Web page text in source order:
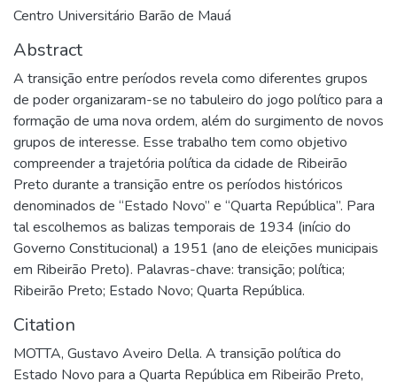
Centro Universitário Barão de Mauá
Abstract
A transição entre períodos revela como diferentes grupos
de poder organizaram-se no tabuleiro do jogo político para a
formação de uma nova ordem, além do surgimento de novos
grupos de interesse. Esse trabalho tem como objetivo
compreender a trajetória política da cidade de Ribeirão
Preto durante a transição entre os períodos históricos
denominados de “Estado Novo” e “Quarta República”. Para
tal escolhemos as balizas temporais de 1934 (início do
Governo Constitucional) a 1951 (ano de eleições municipais
em Ribeirão Preto). Palavras-chave: transição; política;
Ribeirão Preto; Estado Novo; Quarta República.
Citation
MOTTA, Gustavo Aveiro Della. A transição política do
Estado Novo para a Quarta República em Ribeirão Preto,